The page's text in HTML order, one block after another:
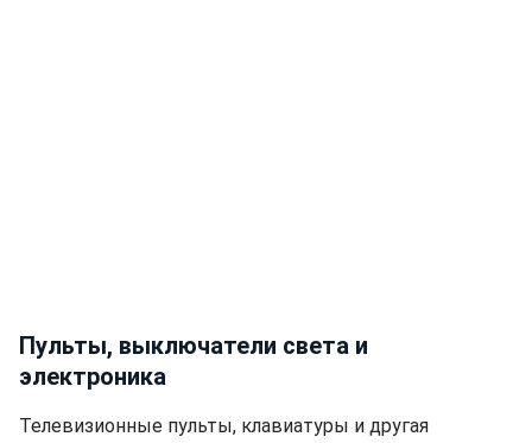
Пульты, выключатели света и
электроника
Телевизионные пульты, клавиатуры и другая